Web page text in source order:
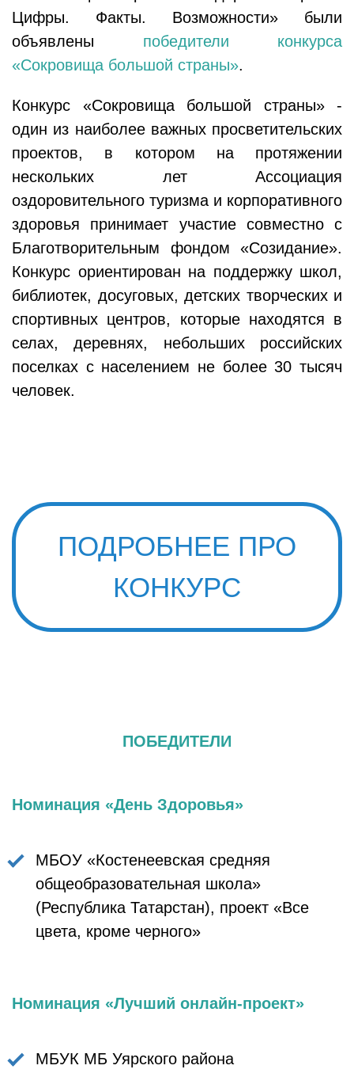
Цифры. Факты. Возможности» были
объявлены победители конкурса
«Сокровища большой страны».
Конкурс «Сокровища большой страны» -
один из наиболее важных просветительских
проектов, в котором на протяжении
нескольких лет Ассоциация
оздоровительного туризма и корпоративного
здоровья принимает участие совместно с
Благотворительным фондом «Созидание».
Конкурс ориентирован на поддержку школ,
библиотек, досуговых, детских творческих и
спортивных центров, которые находятся в
селах, деревнях, небольших российских
поселках с населением не более 30 тысяч
человек.
ПОДРОБНЕЕ ПРО
КОНКУРС
ПОБЕДИТЕЛИ
Номинация «День Здоровья»
МБОУ «Костенеевская средняя
общеобразовательная школа»
(Республика Татарстан), проект «Все
цвета, кроме черного»
Номинация «Лучший онлайн-проект»
МБУК МБ Уярского района